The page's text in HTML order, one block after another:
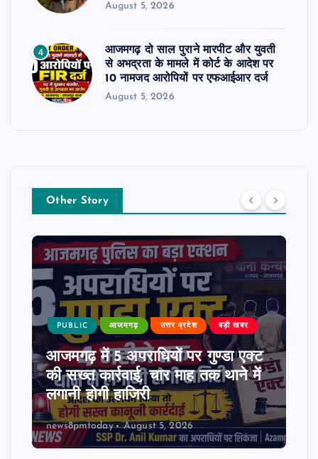
August 5, 2026
4
आजमगढ़ दो साल पुराने मारपीट और युवती
से अभद्रता के मामले में कोर्ट के आदेश पर
10 नामजद आरोपियों पर एफआईआर दर्ज
August 5, 2026
Other Story
PUBLIC आजमगढ़ उत्तर प्रदेश बड़ी खबर
आजमगढ़ में 5 अपराधियों पर गुण्डा एक्ट
की सख्त कार्रवाई, चार माह तक थाने में
लगानी होगी हाजिरी
news8pmtoday August 5, 2026